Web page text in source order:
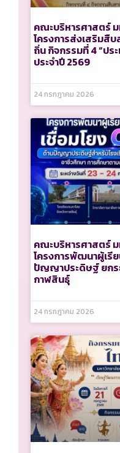
คณะบริหารศาสตร์
โครงการส่งเสริมสื
ถิ่น กิจกรรมที่ 4 “ปร
ประจำปี 2569
24 กรกฎาคม 2026
คณะบริหารศาสตร์
โครงการพัฒนาผู้เรีย
ปัญญาประดิษฐ์ ยกร
กาฬสินธุ์
24 กรกฎาคม 2026